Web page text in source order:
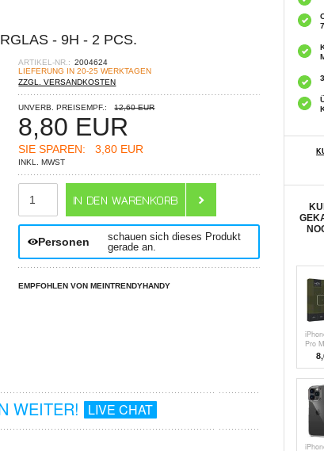
- 9H - 2 PCS.
ARTIKEL-NR.: 2004624
LIEFERUNG IN 20-25 WERKTAGEN
ZZGL. VERSANDKOSTEN
UNVERB. PREISEMPF.: 12,60 EUR
8,80 EUR
SIE SPAREN: 3,80 EUR
INKL. MWST
Personen
schauen sich dieses Produkt
gerade an.
EMPFOHLEN VON MEINTRENDYHANDY
WEITER! LIVE CHAT
Pro
aus
Glas